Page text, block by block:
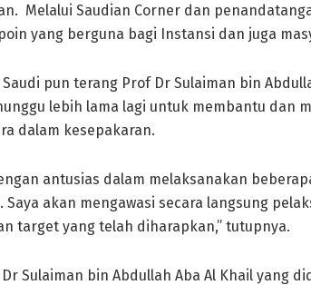
Melalui Saudian Corner dan
yang berguna bagi Instansi dan juga
Saudi pun terang Prof Dr Sulaiman bin
lebih lama lagi untuk membantu dan
dalam kesepakaran.
antusias dalam melaksanakan
akan mengawasi secara langsung
target yang telah diharapkan,” tutupnya.
Sulaiman bin Abdullah Aba Al Khail yang